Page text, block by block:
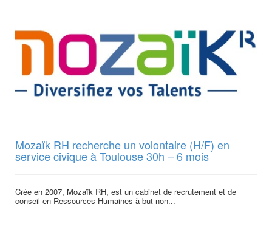
Mozaïk RH recherche un volontaire (H/F) en
service civique à Toulouse 30h – 6 mois
Crée en 2007, Mozaïk RH, est un cabinet de recrutement et de
conseil en Ressources Humaines à but non...